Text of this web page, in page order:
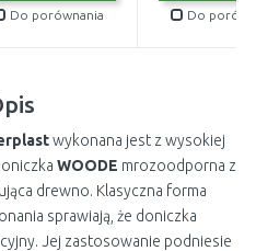
Do porównania Do
wykonana jest z wysokiej
WOODE mrozoodporna z
drewno. Klasyczna forma
sprawiają, że doniczka
Jej zastosowanie podniesie